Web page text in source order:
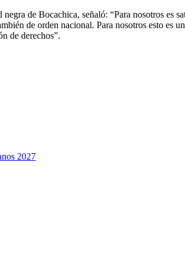
de Bocachica, señaló: “Para nosotros es
de orden nacional. Para nosotros esto es
de derechos”.
2027